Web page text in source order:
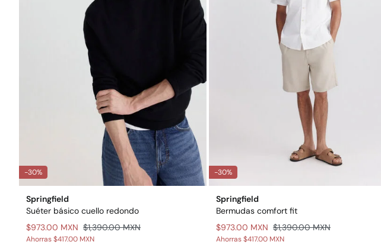
-30%
Springfield
Suéter básico cuello redondo
$973.00 MXN $1,390.00 MXN
Ahorras$417.00 MXN
-30%
Springfield
Bermudas comfort fit
$973.00 MXN $1,390.00 MXN
Ahorras$417.00 MXN